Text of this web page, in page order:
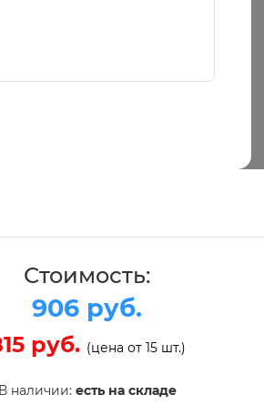
Стоимость:
906 руб.
руб. (цена от 15 шт.)
В наличии: есть на складе